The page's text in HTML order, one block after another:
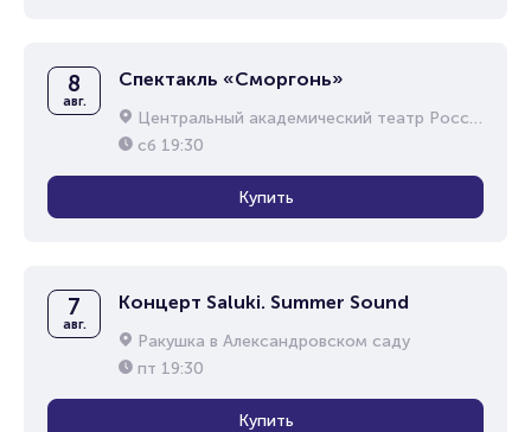
8
авг.
Спектакль «Сморгонь»
Центральный академический театр Российской Армии
сб 19:30
Купить
7
авг.
Концерт Saluki. Summer Sound
Ракушка в Александровском саду
пт 19:30
Купить